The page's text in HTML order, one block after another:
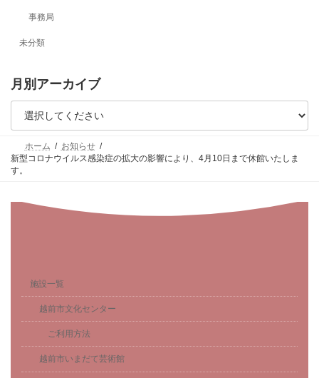
事務局
未分類
月別アーカイブ
ホーム
お知らせ
新型コロナウイルス感染症の拡大の影響により、4月10日まで休館いたしま
す。
施設一覧
越前市文化センター
ご利用方法
越前市いまだて芸術館